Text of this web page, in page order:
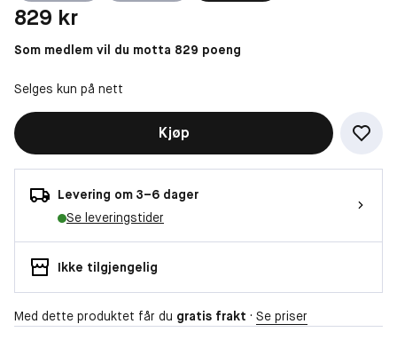
Pris: 829 kr
829 kr
Som medlem vil du motta 829 poeng
Selges kun på nett
Kjøp
Levering om 3–6 dager
Se leveringstider
Ikke tilgjengelig
Med dette produktet får du gratis frakt · Se priser